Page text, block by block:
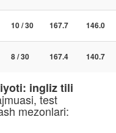
10 / 30 167.7 146.0
8 / 30 167.4 140.7
ingliz tili
test
mezonlari: